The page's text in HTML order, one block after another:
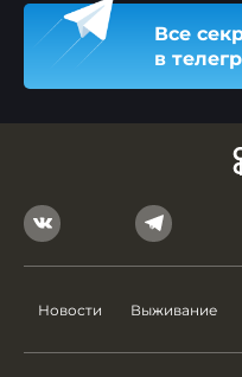
Все
в
Новости Выживание